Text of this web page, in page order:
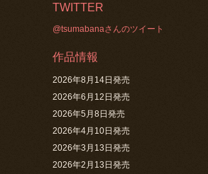
TWITTER
@tsumabanaさんのツイート
作品情報
2026年8月14日発売
2026年6月12日発売
2026年5月8日発売
2026年4月10日発売
2026年3月13日発売
2026年2月13日発売